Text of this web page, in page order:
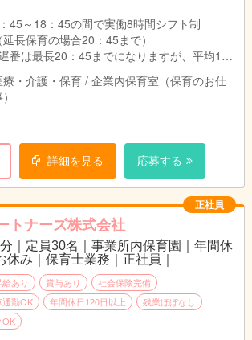
45～18：45の間で実働8時間シフト制
（延長保育の場合20：45まで）
番は最長20：45までになりますが、平均18
時～19時台が多い状況です。
療・介護・保育 / 企業内保育室（保育のお仕
詳細を見る 応募する
正社員
トナーズ株式会社
｜定員30名｜事業所内保育園｜年間休
休み｜保育士業務｜正社員｜
あり 賞与あり
社会保険完備
通勤OK 年間休日120日以上
残業ほぼなし
OK